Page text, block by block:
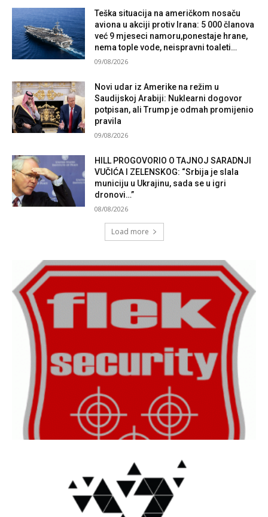
Teška situacija na američkom nosaču
aviona u akciji protiv Irana: 5 000 članova
već 9 mjeseci namoru,ponestaje hrane,
nema tople vode, neispravni toaleti…
09/08/2026
Novi udar iz Amerike na režim u
Saudijskoj Arabiji: Nuklearni dogovor
potpisan, ali Trump je odmah promijenio
pravila
09/08/2026
HILL PROGOVORIO O TAJNOJ SARADNJI
VUČIĆA I ZELENSKOG: “Srbija je slala
municiju u Ukrajinu, sada se u igri
dronovi…”
08/08/2026
Load more